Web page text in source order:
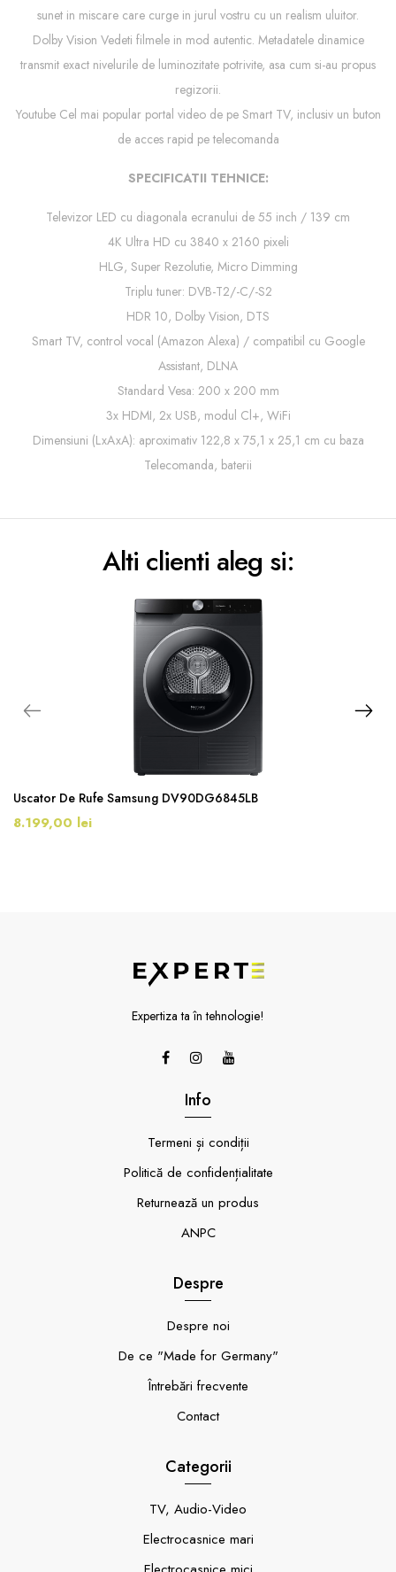
sunet in miscare care curge in jurul vostru cu un realism uluitor.
Dolby Vision Vedeti filmele in mod autentic. Metadatele dinamice
transmit exact nivelurile de luminozitate potrivite, asa cum si-au propus
regizorii.
Youtube Cel mai popular portal video de pe Smart TV, inclusiv un buton
de acces rapid pe telecomanda
SPECIFICATII TEHNICE:
Televizor LED cu diagonala ecranului de 55 inch / 139 cm
4K Ultra HD cu 3840 x 2160 pixeli
HLG, Super Rezolutie, Micro Dimming
Triplu tuner: DVB-T2/-C/-S2
HDR 10, Dolby Vision, DTS
Smart TV, control vocal (Amazon Alexa) / compatibil cu Google
Assistant, DLNA
Standard Vesa: 200 x 200 mm
3x HDMI, 2x USB, modul Cl+, WiFi
Dimensiuni (LxAxA): aproximativ 122,8 x 75,1 x 25,1 cm cu baza
Telecomanda, baterii
Alti clienti aleg si:
Uscator De Rufe Samsung DV90DG6845LB
8.199,00 lei
Expertiza ta în tehnologie!
Info
Termeni și condiții
Politică de confidențialitate
Returnează un produs
ANPC
Despre
Despre noi
De ce "Made for Germany"
Întrebări frecvente
Contact
Categorii
TV, Audio-Video
Electrocasnice mari